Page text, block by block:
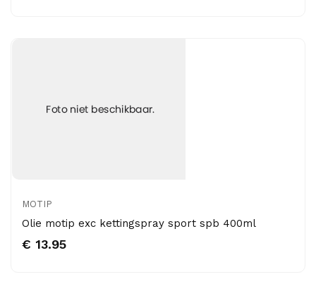
MOTIP
Olie motip exc kettingspray sport spb 400ml
€ 13.95